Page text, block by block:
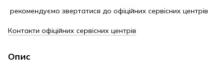
рекомендуємо звертатися до офіційних сервісних центрів
Контакти офіційних сервісних центрів
Опис